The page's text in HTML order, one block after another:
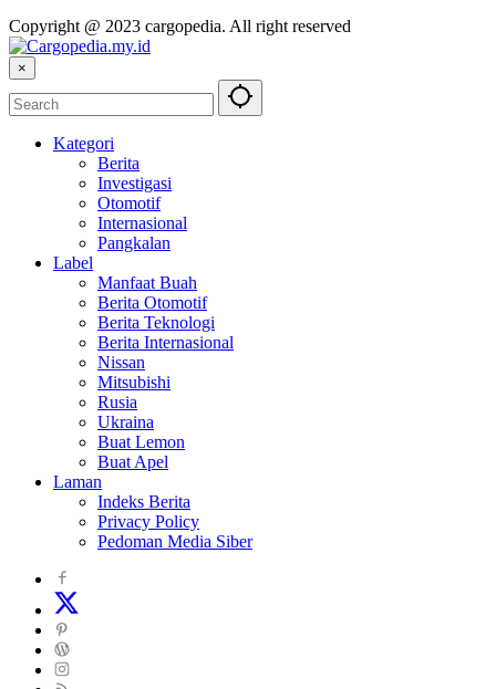
Copyright @ 2023 cargopedia. All right reserved
×
Kategori
Berita
Investigasi
Otomotif
Internasional
Pangkalan
Label
Manfaat Buah
Berita Otomotif
Berita Teknologi
Berita Internasional
Nissan
Mitsubishi
Rusia
Ukraina
Buat Lemon
Buat Apel
Laman
Indeks Berita
Privacy Policy
Pedoman Media Siber